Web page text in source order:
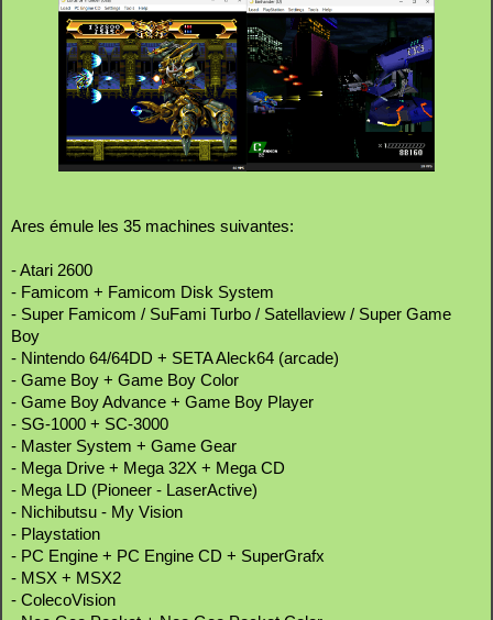
Ares émule les 35 machines suivantes:
- Atari 2600
- Famicom + Famicom Disk System
- Super Famicom / SuFami Turbo / Satellaview / Super Game
Boy
- Nintendo 64/64DD + SETA Aleck64 (arcade)
- Game Boy + Game Boy Color
- Game Boy Advance + Game Boy Player
- SG-1000 + SC-3000
- Master System + Game Gear
- Mega Drive + Mega 32X + Mega CD
- Mega LD (Pioneer - LaserActive)
- Nichibutsu - My Vision
- Playstation
- PC Engine + PC Engine CD + SuperGrafx
- MSX + MSX2
- ColecoVision